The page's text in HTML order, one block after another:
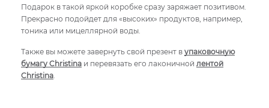
Подарок в такой яркой коробке сразу заряжает позитивом.
Прекрасно подойдет для «высоких» продуктов, например,
тоника или мицеллярной воды.
Также вы можете завернуть свой презент в упаковочную
бумагу Christina и перевязать его лаконичной лентой
Christina